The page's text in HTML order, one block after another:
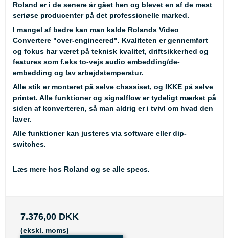
Roland er i de senere år gået hen og blevet en af de mest
seriøse producenter på det professionelle marked.
I mangel af bedre kan man kalde Rolands Video
Convertere "over-engineered". Kvaliteten er gennemført
og fokus har været på teknisk kvalitet, driftsikkerhed og
features som f.eks to-vejs audio embedding/de-
embedding og lav arbejdstemperatur.
Alle stik er monteret på selve chassiset, og IKKE på selve
printet. Alle funktioner og signalflow er tydeligt mærket på
siden af konverteren, så man aldrig er i tvivl om hvad den
laver.
Alle funktioner kan justeres via software eller dip-
switches.
Læs mere hos Roland og se alle specs.
7.376,00 DKK
(ekskl. moms)